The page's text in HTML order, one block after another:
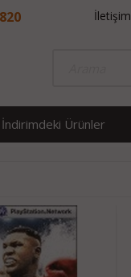
İletişim
İndirimdeki Ürünler